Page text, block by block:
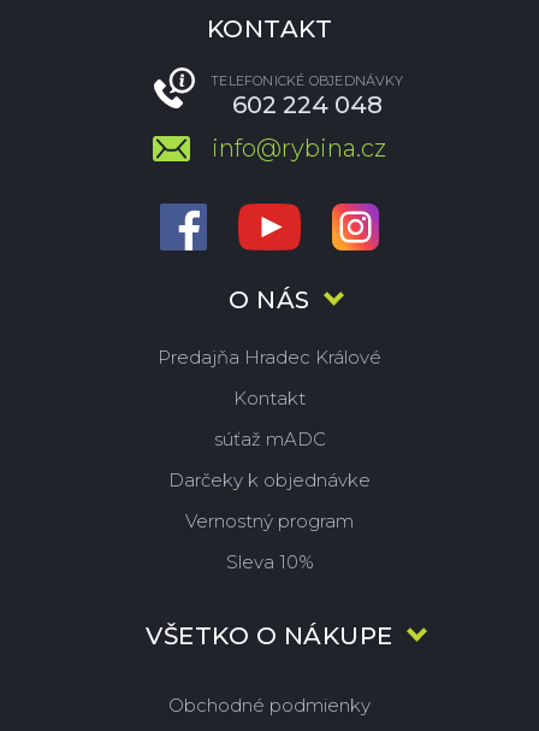
O NÁS
Predajňa Hradec Králové
Kontakt
súťaž mADC
Darčeky k objednávke
Vernostný program
Sleva 10%
VŠETKO O NÁKUPE
Obchodné podmienky
KONTAKT
TELEFONICKÉ OBJEDNÁVKY
602 224 048
info@rybina.cz